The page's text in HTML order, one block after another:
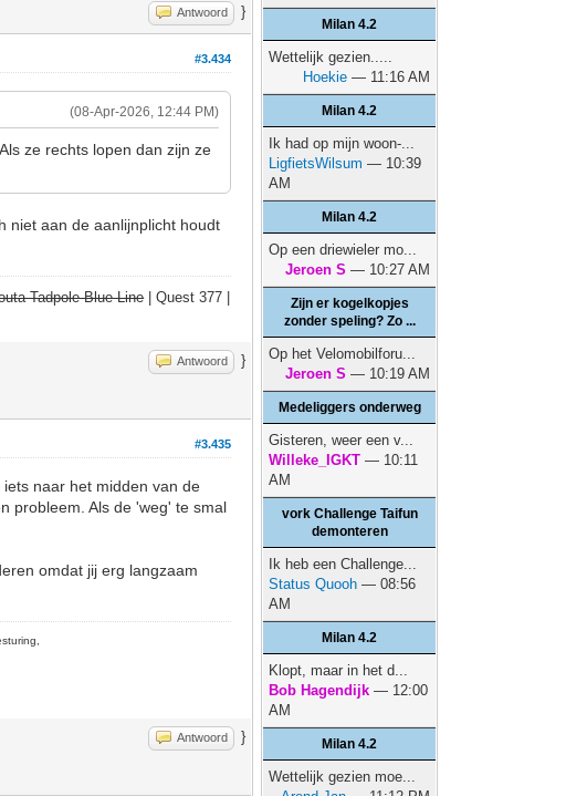
Antwoord }
#3.434
(08-Apr-2026, 12:44 PM)
ze rechts lopen dan zijn ze
niet aan de aanlijnplicht houdt
Tadpole Blue Line| Quest 377 |
Antwoord }
#3.435
naar het midden van de
probleem. Als de 'weg' te smal
omdat jij erg langzaam
Antwoord }
Milan 4.2
Wettelijk gezien.....
Hoekie — 11:16 AM
Milan 4.2
Ik had op mijn woon-...
LigfietsWilsum — 10:39
AM
Milan 4.2
Op een driewieler mo...
Jeroen S — 10:27 AM
Zijn er kogelkopjes
zonder speling? Zo ...
Op het Velomobilforu...
Jeroen S — 10:19 AM
Medeliggers onderweg
Gisteren, weer een v...
Willeke_IGKT — 10:11
AM
vork Challenge Taifun
demonteren
Ik heb een Challenge...
Status Quooh — 08:56
AM
Milan 4.2
Klopt, maar in het d...
Bob Hagendijk — 12:00
AM
Milan 4.2
Wettelijk gezien moe...